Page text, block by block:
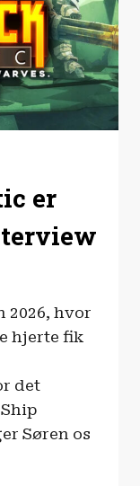
er
2026, hvor
hjerte fik
det
Søren os